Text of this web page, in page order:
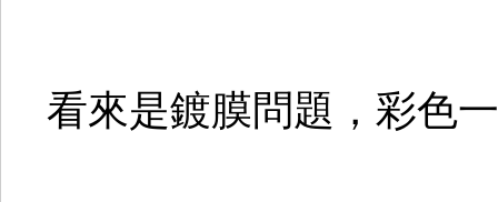
看來是鍍膜問題，彩色